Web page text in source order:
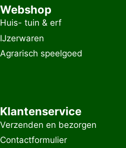
Webshop
Huis- tuin & erf
IJzerwaren
Agrarisch speelgoed
Klantenservice
Verzenden en bezorgen
Contactformulier